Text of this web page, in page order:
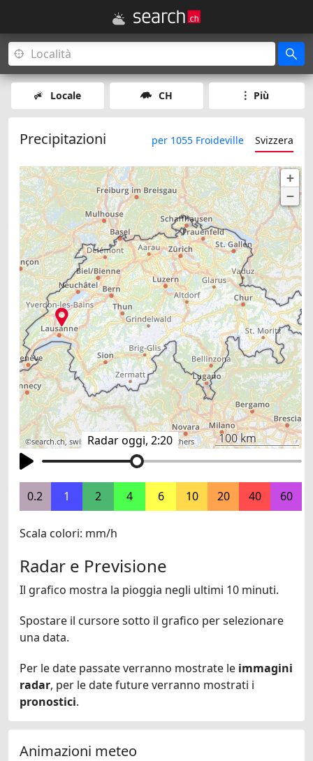
Locale CH Più
Precipitazioni per 1055 Froideville Svizzera
Radar oggi, 2:20
+
−
©search.ch,swisstopo,OpenStreetMap,others 100 km
0.2 1 2 4 6 10 20 40 60
Scala colori: mm/h
Radar e Previsione
Il grafico mostra la pioggia negli ultimi 10 minuti.
Spostare il cursore sotto il grafico per selezionare
una data.
Per le date passate verranno mostrate le immagini
radar, per le date future verranno mostrati i
pronostici.
Animazioni meteo